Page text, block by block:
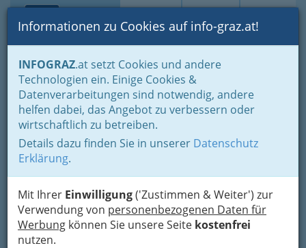
Suche Login Toggle
Informationen zu Cookies auf info-graz.at!
INFOGRAZ.at setzt Cookies und andere
Technologien ein. Einige Cookies &
Datenverarbeitungen sind notwendig, andere
helfen dabei, das Angebot zu verbessern oder
wirtschaftlich zu betreiben.
Details dazu finden Sie in unserer Datenschutz
Erklärung.
Mit Ihrer Einwilligung('Zustimmen & Weiter') zur
Verwendung von personenbezogenen Daten für
Werbung können Sie unsere Seite kostenfrei
nutzen.
Home Branchen
Reiterhof und
Lipizzanergestüt Zur
schwarzen Föhre
Haidgraben 1, 2070 Retz
+43 2942 2926